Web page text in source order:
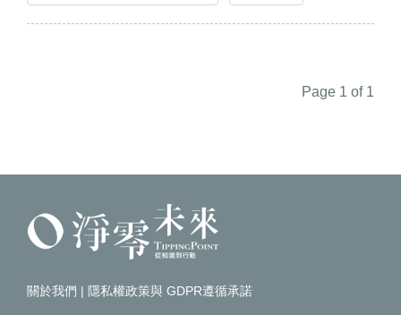
Page 1 of 1
關於我們 | 隱私權政策與 GDPR遵循承諾